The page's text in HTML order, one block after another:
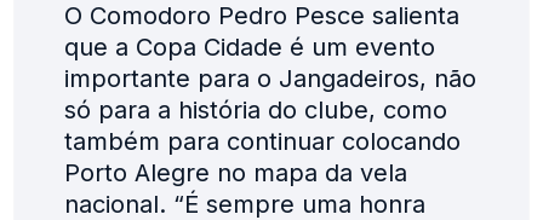
O Comodoro Pedro Pesce salienta
que a Copa Cidade é um evento
importante para o Jangadeiros, não
só para a história do clube, como
também para continuar colocando
Porto Alegre no mapa da vela
nacional. “É sempre uma honra